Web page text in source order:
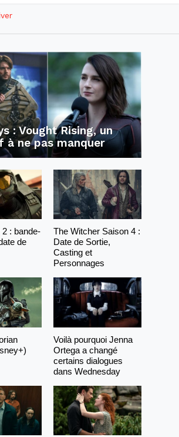
: Vought Rising, un
à ne pas manquer
2 : bande-
de
The Witcher Saison 4 :
Date de Sortie,
Casting et
Personnages
Voilà pourquoi Jenna
Ortega a changé
certains dialogues
dans Wednesday